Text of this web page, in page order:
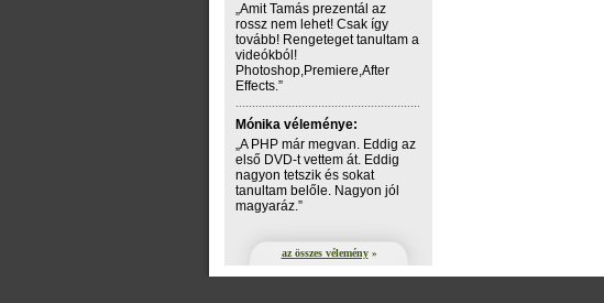
„Amit Tamás prezentál az
rossz nem lehet! Csak így
tovább! Rengeteget tanultam a
videókból!
Photoshop,Premiere,After
Effects.”
Mónika véleménye:
„A PHP már megvan. Eddig az
első DVD-t vettem át. Eddig
nagyon tetszik és sokat
tanultam belőle. Nagyon jól
magyaráz.”
az összes vélemény »